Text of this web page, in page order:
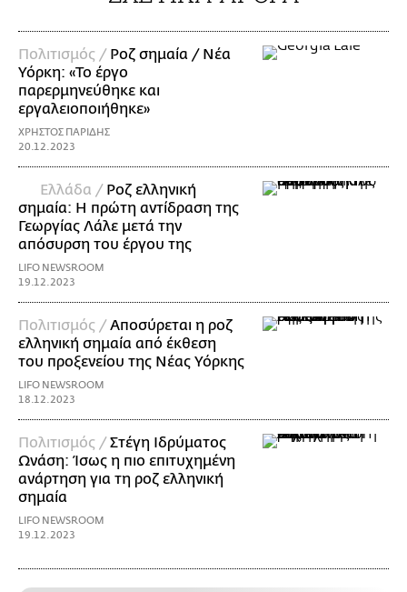
Πολιτισμός / Ροζ σημαία / Νέα
Υόρκη: «Το έργο
παρερμηνεύθηκε και
εργαλειοποιήθηκε»
ΧΡΗΣΤΟΣ ΠΑΡΙΔΗΣ
20.12.2023
Ελλάδα / Ροζ ελληνική
σημαία: Η πρώτη αντίδραση της
Γεωργίας Λάλε μετά την
απόσυρση του έργου της
LIFO NEWSROOM
19.12.2023
Πολιτισμός /Αποσύρεται η ροζ
ελληνική σημαία από έκθεση
του προξενείου της Νέας Υόρκης
LIFO NEWSROOM
18.12.2023
Πολιτισμός /Στέγη Ιδρύματος
Ωνάση: Ίσως η πιο επιτυχημένη
ανάρτηση για τη ροζ ελληνική
σημαία
LIFO NEWSROOM
19.12.2023